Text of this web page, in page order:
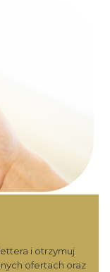
i otrzymuj
ofertach oraz